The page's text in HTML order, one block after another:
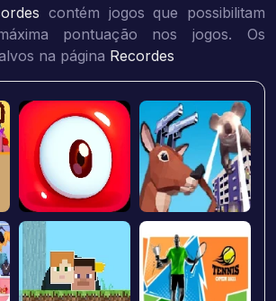
contém jogos que possibilitam
pontuação nos jogos. Os
na página Recordes